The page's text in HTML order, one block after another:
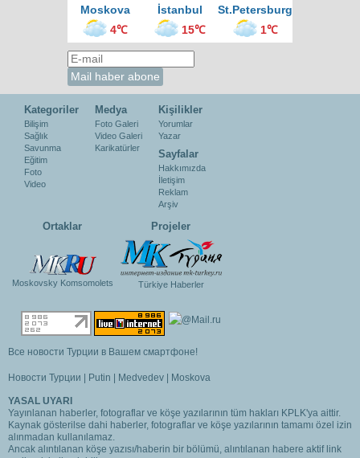
Moskova İstanbul
St.Petersburg
4℃
15℃ 1℃
Kategoriler
Bilişim
Sağlık
Savunma
Eğitim
Foto
Video
Medya
Foto Galeri
Video Galeri
Karikatürler
Kişilikler
Yorumlar
Yazar
Sayfalar
Hakkımızda
İletişim
Reklam
Arşiv
Ortaklar
Moskovsky Komsomolets
Projeler
Türkiye Haberler
Все новости Турции в Вашем смартфоне!
Новости Турции Putin Medvedev Moskova
YASAL UYARI
Yayınlanan haberler, fotograflar ve köşe yazılarının tüm hakları KPLK'ya aittir.
Kaynak gösterilse dahi haberler, fotograflar ve köşe yazılarının tamamı özel izin
alınmadan kullanılamaz.
Ancak alıntılanan köşe yazısı/haberin bir bölümü, alıntılanan habere aktif link